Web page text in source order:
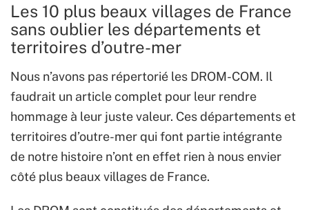
Les 10 plus beaux villages de France
sans oublier les départements et
territoires d’outre-mer
Nous n’avons pas répertorié les DROM-COM. Il
faudrait un article complet pour leur rendre
hommage à leur juste valeur. Ces départements et
territoires d’outre-mer qui font partie intégrante
de notre histoire n’ont en effet rien à nous envier
côté plus beaux villages de France.